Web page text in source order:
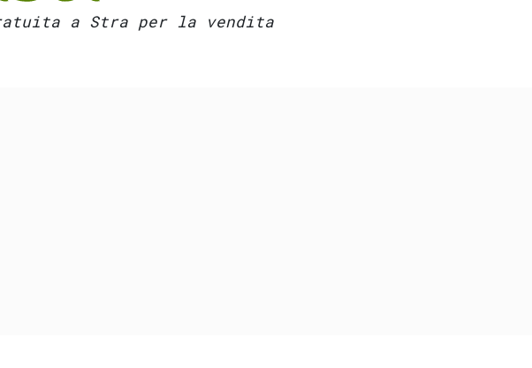
a Stra per la vendita